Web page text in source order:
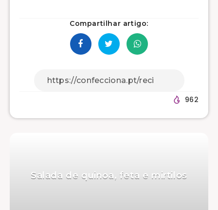
Compartilhar artigo:
962
Salada de quinoa, feta e mirtilos